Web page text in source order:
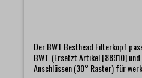
Der BWT Besthead Filterkopf
BWT. (Ersetzt Artikel [88910]
Anschlüssen (30° Raster) für werkzeuglosen Anschluss an die